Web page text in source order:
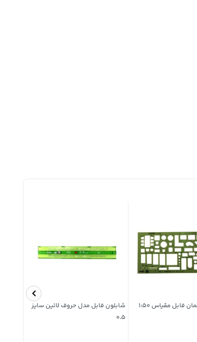
فابل مقیاس 1:50
شابلون فابل مدل حروف لاتین سایز
0.5